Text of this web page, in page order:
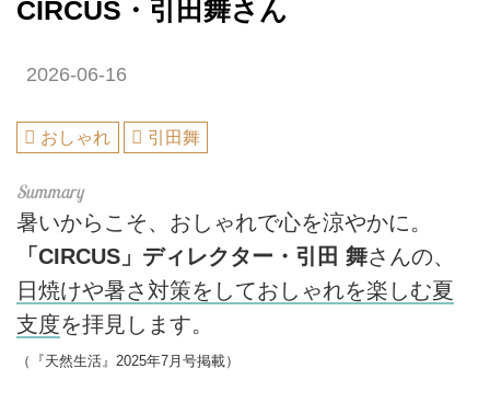
CIRCUS・引田舞さん
2026-06-16
おしゃれ 引田舞
暑いからこそ、おしゃれで心を涼やかに。
「CIRCUS」ディレクター・引田 舞さんの、
日焼けや暑さ対策をしておしゃれを楽しむ夏
支度を拝見します。
（『天然生活』2025年7月号掲載）